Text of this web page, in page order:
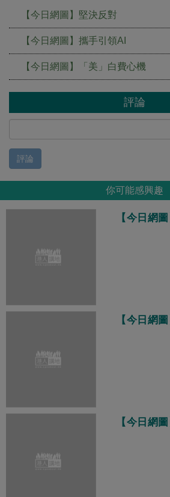
【今日網圖】堅決反對
【今日網圖】攜手引領AI
【今日網圖】「美」白費心機
評論
評論
你可能感興趣
【今日網
【今日網
【今日網